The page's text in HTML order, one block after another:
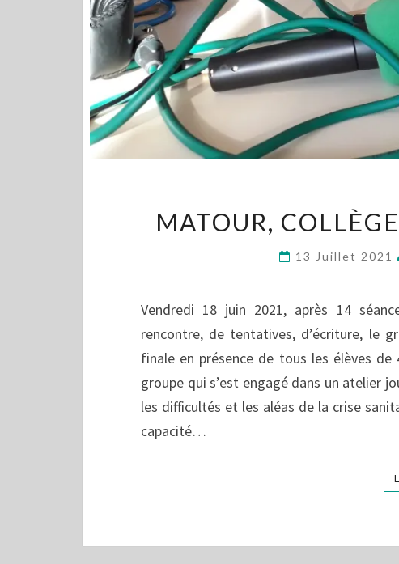
MATOUR,
13 Juillet 2021
Vendredi 18 juin 2021, après 14
rencontre, de tentatives, d’écriture, le
finale en présence de tous les élèves
groupe qui s’est engagé dans un atelier
les difficultés et les aléas de la crise
capacité…